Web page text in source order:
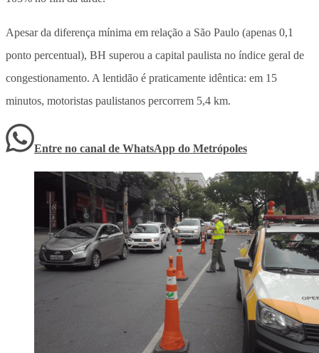
Apesar da diferença mínima em relação a São Paulo (apenas 0,1
ponto percentual), BH superou a capital paulista no índice geral de
congestionamento. A lentidão é praticamente idêntica: em 15
minutos, motoristas paulistanos percorrem 5,4 km.
Entre no canal de WhatsApp do Metrópoles